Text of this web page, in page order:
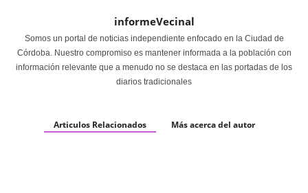
informeVecinal
Somos un portal de noticias independiente enfocado en la Ciudad de
Córdoba. Nuestro compromiso es mantener informada a la población con
información relevante que a menudo no se destaca en las portadas de los
diarios tradicionales
Articulos Relacionados Más acerca del autor